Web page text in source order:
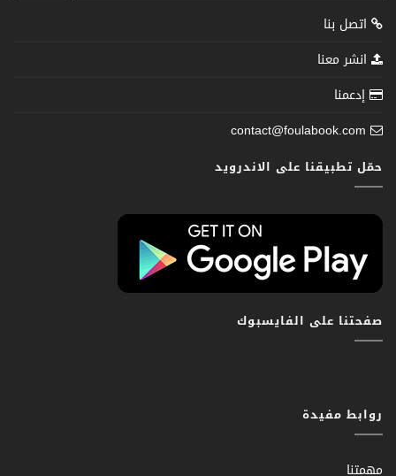
اتصل بنا
انشر معنا
إدعمنا
contact@foulabook.com
حمّل تطبيقنا على الاندرويد
صفحتنا على الفايسبوك
روابط مفيدة
مهمتنا